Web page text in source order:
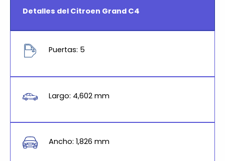
Detalles del Citroen Grand C4
Puertas: 5
Largo: 4,602 mm
Ancho: 1,826 mm